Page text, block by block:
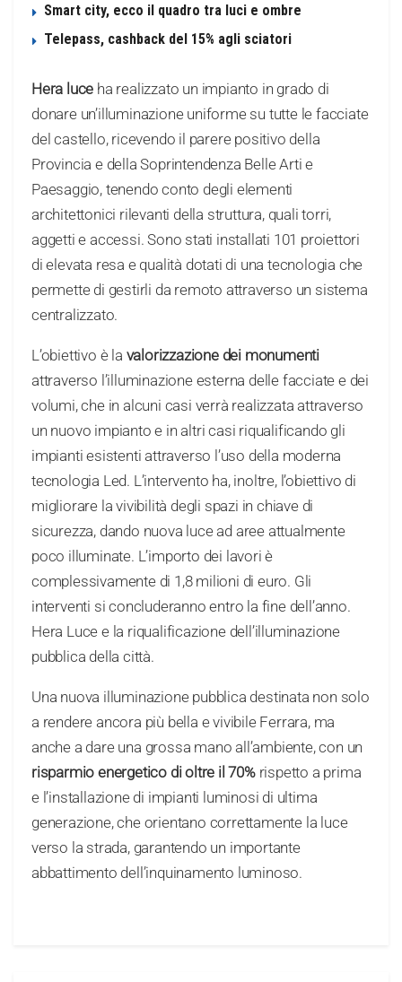
Smart city, ecco il quadro tra luci e ombre
Telepass, cashback del 15% agli sciatori
Hera luce ha realizzato un impianto in grado di
donare un’illuminazione uniforme su tutte le facciate
del castello, ricevendo il parere positivo della
Provincia e della Soprintendenza Belle Arti e
Paesaggio, tenendo conto degli elementi
architettonici rilevanti della struttura, quali torri,
aggetti e accessi. Sono stati installati 101 proiettori
di elevata resa e qualità dotati di una tecnologia che
permette di gestirli da remoto attraverso un sistema
centralizzato.
L’obiettivo è la valorizzazione dei monumenti
attraverso l’illuminazione esterna delle facciate e dei
volumi, che in alcuni casi verrà realizzata attraverso
un nuovo impianto e in altri casi riqualificando gli
impianti esistenti attraverso l’uso della moderna
tecnologia Led. L’intervento ha, inoltre, l’obiettivo di
migliorare la vivibilità degli spazi in chiave di
sicurezza, dando nuova luce ad aree attualmente
poco illuminate. L’importo dei lavori è
complessivamente di 1,8 milioni di euro. Gli
interventi si concluderanno entro la fine dell’anno.
Hera Luce e la riqualificazione dell’illuminazione
pubblica della città.
Una nuova illuminazione pubblica destinata non solo
a rendere ancora più bella e vivibile Ferrara, ma
anche a dare una grossa mano all’ambiente, con un
risparmio energetico di oltre il 70%rispetto a prima
e l’installazione di impianti luminosi di ultima
generazione, che orientano correttamente la luce
verso la strada, garantendo un importante
abbattimento dell’inquinamento luminoso.